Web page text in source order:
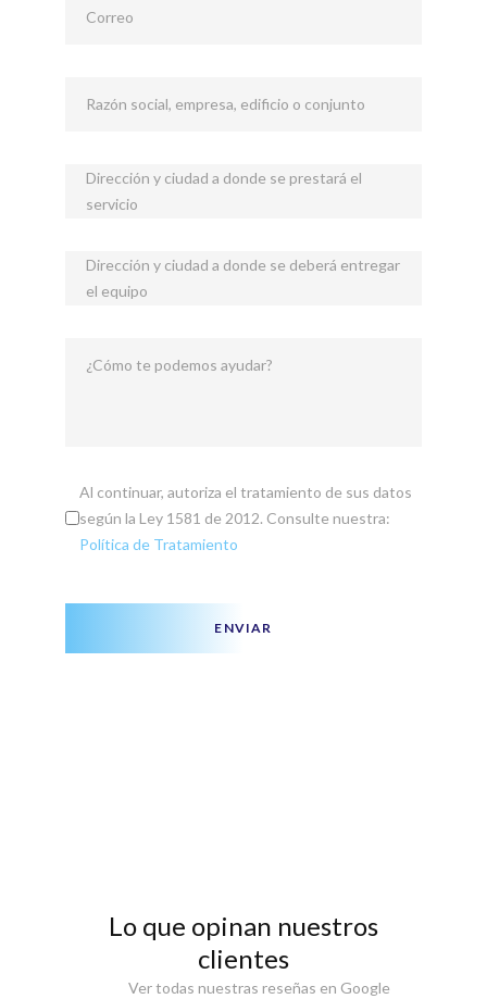
Correo
Razón social, empresa, edificio o conjunto
Dirección y ciudad a donde se prestará el
servicio
Dirección y ciudad a donde se deberá entregar
el equipo
¿Cómo te podemos ayudar?
Al continuar, autoriza el tratamiento de sus datos
según la Ley 1581 de 2012. Consulte nuestra:
Política de Tratamiento
ENVIAR
Lo que opinan nuestros
clientes
Ver todas nuestras reseñas en Google